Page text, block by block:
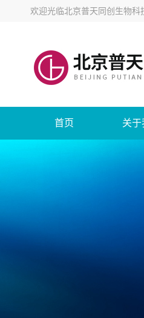
欢迎光临北京普天同创生物科
首页 关于